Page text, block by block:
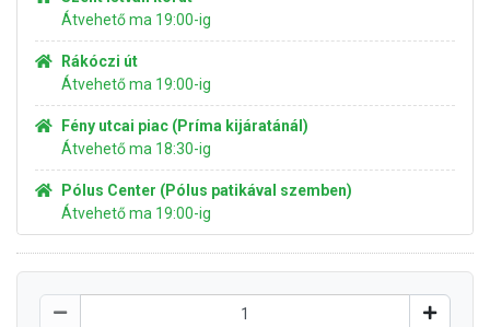
Átvehető ma 19:00-ig
Rákóczi út
Átvehető ma 19:00-ig
Fény utcai piac (Príma kijáratánál)
Átvehető ma 18:30-ig
Pólus Center (Pólus patikával szemben)
Átvehető ma 19:00-ig